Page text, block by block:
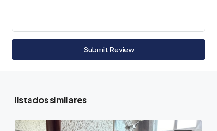
Submit Review
listados similares